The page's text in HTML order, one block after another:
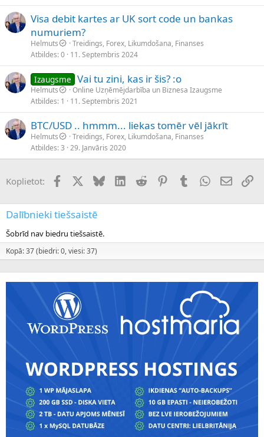
Visa debit kartes ar UK sort code un bankas
numuriem?
Helmuts
Treidings, Forex, Likumdošana, Finanses
Atbildes 0 11. Septembris 2024
Izaugsme Vai tu zini, kas ir šis? :o
Helmuts
Online Uzņēmējdarbība un Biznesa Izaugsme
Atbildes 1 11. Septembris 2021
BTC/USD .. hmmm... liekas tomēr vēl jākrīt
Helmuts
Treidings, Forex, Likumdošana, Finanses
Atbildes 3 29. Janvāris 2020
Koplietot: FacebookX (Twitter)
BlueskyLinkedInReddit PinterestTumblrWhatsApp
E-pasts
Dalībnieki tiešsaistē
Šobrīd nav biedru tiešsaistē.
Kopā: 37 (biedri: 0, viesi: 37)